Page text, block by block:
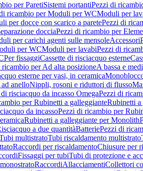
per ParetiSistemi portantiPezzi di
ricambio per Moduli per WCModuli per
per docce con scarico a paretePezzi di
docciaPezzi di ricambio per
per carichi agenti sulle mensoleAccessori
per WCModuli per lavabiPezzi di
Per fissaggiCassette di risciacquo esterne
ricambio per Ad alta posizioneA bassa e
esterne per vasi, in ceramica
anelloNippli, rosoni e riduttori di flusso
di risciacquo da incasso OmegaPezzi di
per Rubinetti a galleggianteRubinetti a
da incassoPezzi di ricambio per
Rubinetti a galleggiante per Monolith
a due quantitàBatteriePezzi di
multistratoTubi riscaldamento multistrato
Raccordi per riscaldamentoChiusure per
Fissaggi per tubiTubi di protezione e
RaccordiAllacciamentiCollettori